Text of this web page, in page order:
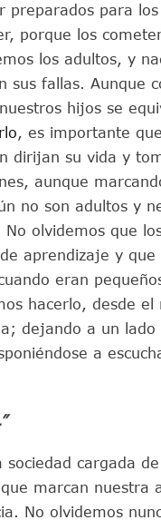
preparados para
porque los
los adultos, y
sus fallas. Aunque
hijos se
, es importante
dirijan su vida y
aunque
no son adultos y
olvidemos que
aprendizaje y que
eran
hacerlo, desde el
dejando a un lado
a
sociedad cargada
marcan nuestra
No olvidemos